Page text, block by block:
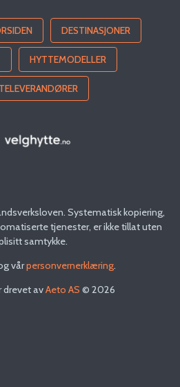
DESTINASJONER
HYTTEMODELLER
Systematisk kopiering,
tjenester, er ikke tillat uten
samtykke.
vårpersonvernerklæring.
drevet avAeto AS © 2026